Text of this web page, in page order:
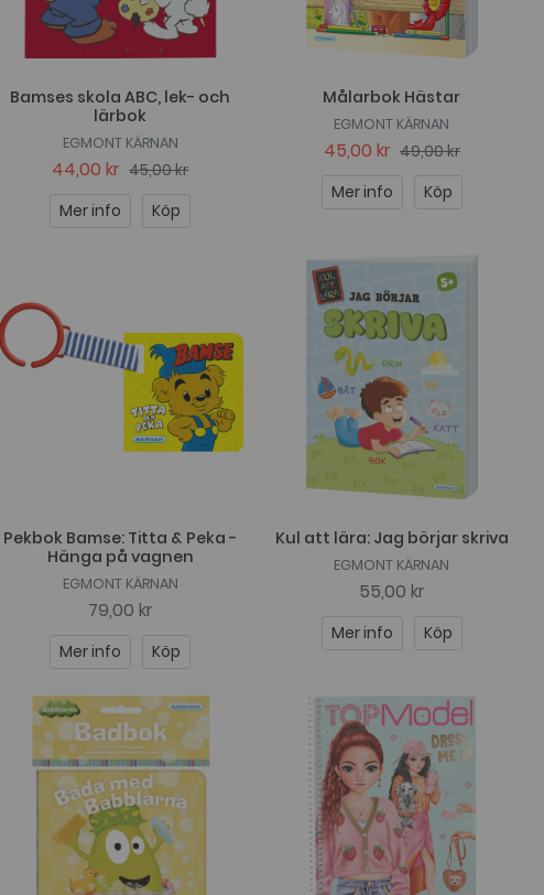
Bamses skola ABC, lek- och
lärbok
EGMONT KÄRNAN
44,00 kr 45,00 kr
Mer info
Köp
Målarbok Hästar
EGMONT KÄRNAN
45,00 kr 49,00 kr
Mer info
Köp
Pekbok Bamse: Titta & Peka -
Hänga på vagnen
EGMONT KÄRNAN
79,00 kr
Mer info Köp
Kul att lära: Jag börjar skriva
EGMONT KÄRNAN
55,00 kr
Mer info Köp